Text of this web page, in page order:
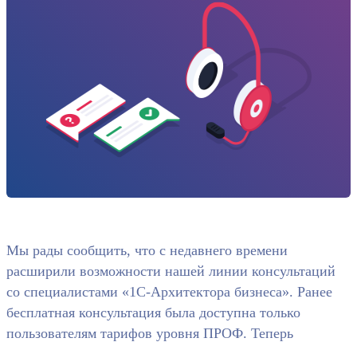
Мы рады сообщить, что с недавнего времени
расширили возможности нашей линии консультаций
со специалистами «1С-Архитектора бизнеса». Ранее
бесплатная консультация была доступна только
пользователям тарифов уровня ПРОФ. Теперь